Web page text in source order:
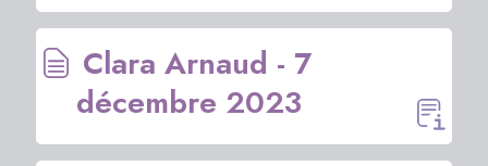
Clara Arnaud - 7
décembre 2023